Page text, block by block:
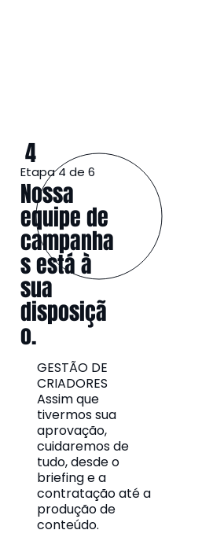
4
Etapa 4 de 6
Nossa
equipe de
campanha
s está à
sua
disposiçã
o.
GESTÃO DE
CRIADORES
Assim que
tivermos sua
aprovação,
cuidaremos de
tudo, desde o
briefing e a
contratação até a
produção de
conteúdo.